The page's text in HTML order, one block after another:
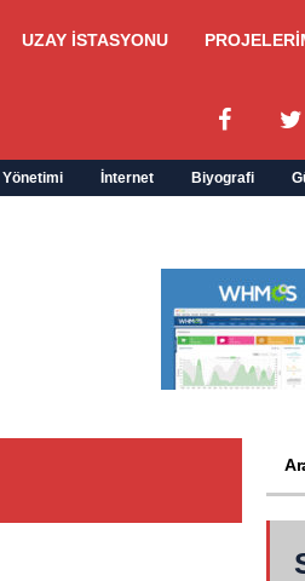
UZAY İSTASYONU
İnternet Biyografi